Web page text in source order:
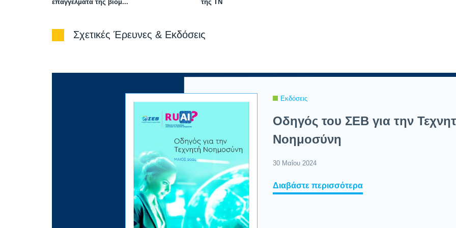
επαγγέλματα της βιομ... της ΤΝ
Σχετικές Έρευνες & Εκδόσεις
Εκδόσεις
Οδηγός του ΣΕΒ για την
Νοημοσύνη
30 Μαΐου 2024
Διαβάστε περισσότερα